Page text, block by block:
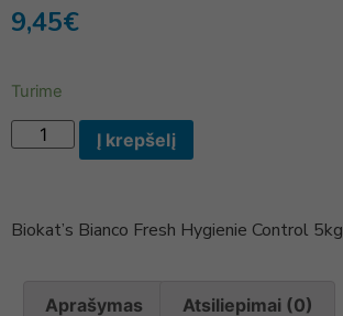
9,45€
Turime
Į krepšelį
Biokat’s Bianco Fresh Hygienie Control 5kg
Aprašymas Atsiliepimai (0)